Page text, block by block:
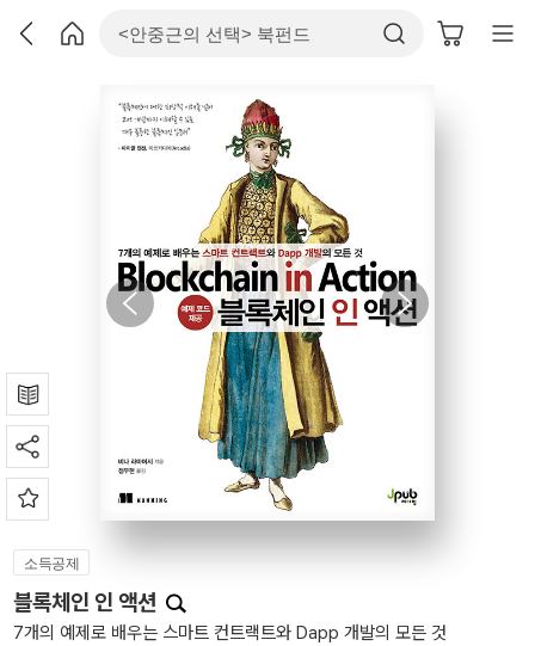
소득공제
블록체인 인 액션
7개의 예제로 배우는 스마트 컨트랙트와 Dapp 개발의 모든 것